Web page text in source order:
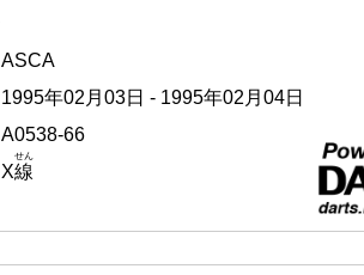
ASCA
1995年02月03日 - 1995年02月04日
A0538-66
X線
せん